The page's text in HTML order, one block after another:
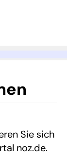
Sie sich
noz.de.